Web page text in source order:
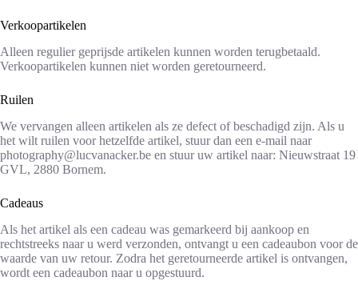
Verkoopartikelen
Alleen regulier geprijsde artikelen kunnen worden terugbetaald.
Verkoopartikelen kunnen niet worden geretourneerd.
Ruilen
We vervangen alleen artikelen als ze defect of beschadigd zijn. Als u
het wilt ruilen voor hetzelfde artikel, stuur dan een e-mail naar
photography@lucvanacker.be en stuur uw artikel naar: Nieuwstraat 19
GVL, 2880 Bornem.
Cadeaus
Als het artikel als een cadeau was gemarkeerd bij aankoop en
rechtstreeks naar u werd verzonden, ontvangt u een cadeaubon voor de
waarde van uw retour. Zodra het geretourneerde artikel is ontvangen,
wordt een cadeaubon naar u opgestuurd.